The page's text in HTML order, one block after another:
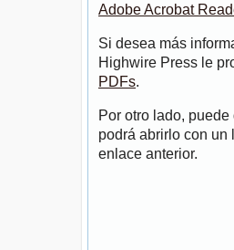
Adobe Acrobat
Si desea más
Highwire Press le
PDFs.
Por otro lado,
podrá abrirlo con un
enlace anterior.